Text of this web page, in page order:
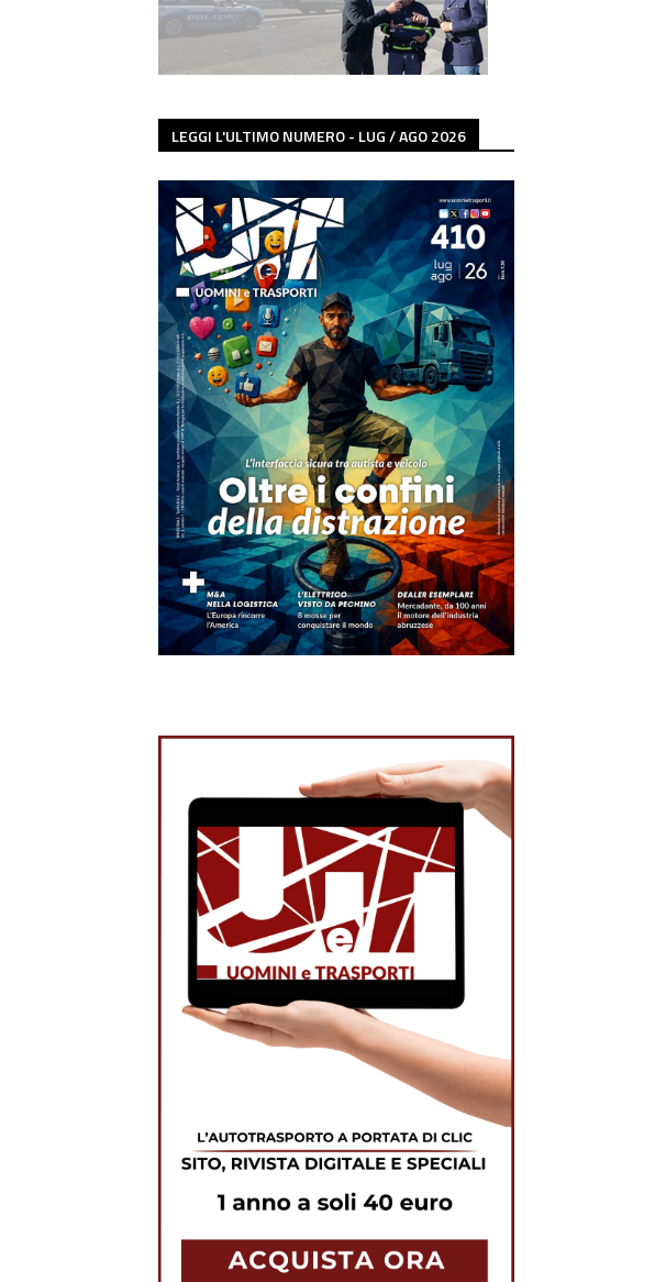
LEGGI L'ULTIMO NUMERO - LUG / AGO 2026